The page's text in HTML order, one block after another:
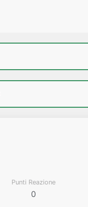
Punti Reazione
0